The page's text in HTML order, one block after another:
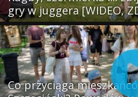
gry w juggera [WIDEO,
Co przyciąga